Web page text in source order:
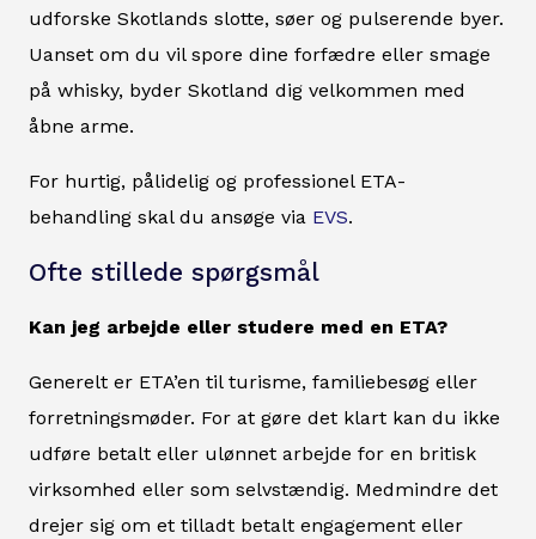
udforske Skotlands slotte, søer og pulserende byer.
Uanset om du vil spore dine forfædre eller smage
på whisky, byder Skotland dig velkommen med
åbne arme.
For hurtig, pålidelig og professionel ETA-
behandling skal du ansøge via EVS.
Ofte stillede spørgsmål
Kan jeg arbejde eller studere med en ETA?
Generelt er ETA’en til turisme, familiebesøg eller
forretningsmøder. For at gøre det klart kan du ikke
udføre betalt eller ulønnet arbejde for en britisk
virksomhed eller som selvstændig. Medmindre det
drejer sig om et tilladt betalt engagement eller